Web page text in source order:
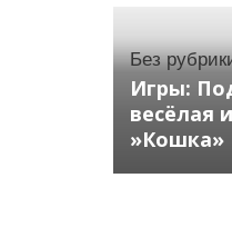
Без
Игры:
весёлая
»Кошка»